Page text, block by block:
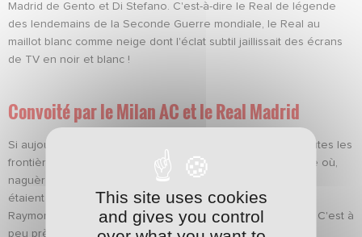
Madrid de Gento et Di Stefano. C'est-à-dire le Real de légende
des lendemains de la Seconde Guerre mondiale, le Real au
maillot blanc comme neige dont l'éclat subtil jaillissait des écrans
de TV en noir et blanc !
Convoité par le Milan AC et le Real Madrid
Si aujourd'hui, la mondialisation du football a fait tomber toutes les
frontières, permettant à n'importe qui d'aller jouer n'importe où,
naguère seules les très grandes signatures internationales
étaient couchées sur les précieuses listes des recruteurs.
Raymond Kopa a signé au Real, Lucien Muller à Barcelone. C'est à
peu près tout.
This site uses cookies
and gives you control